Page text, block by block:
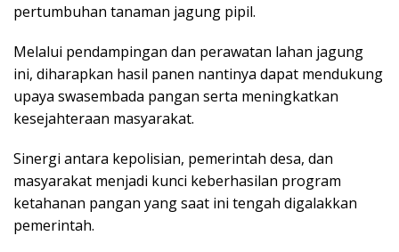
pertumbuhan tanaman jagung pipil.
Melalui pendampingan dan perawatan lahan jagung
ini, diharapkan hasil panen nantinya dapat mendukung
upaya swasembada pangan serta meningkatkan
kesejahteraan masyarakat.
Sinergi antara kepolisian, pemerintah desa, dan
masyarakat menjadi kunci keberhasilan program
ketahanan pangan yang saat ini tengah digalakkan
pemerintah.